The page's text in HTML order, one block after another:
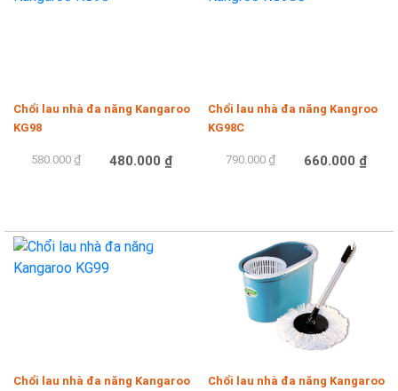
Chổi lau nhà đa năng Kangaroo
KG98
580.000 ₫ 480.000 ₫
Chổi lau nhà đa năng Kangroo
KG98C
790.000 ₫ 660.000 ₫
-20%
Chổi lau nhà đa năng Kangaroo
-19%
Chổi lau nhà đa năng Kangaroo